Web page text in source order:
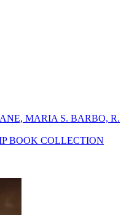
MARIA S. BARBO, R.
BOOK COLLECTION